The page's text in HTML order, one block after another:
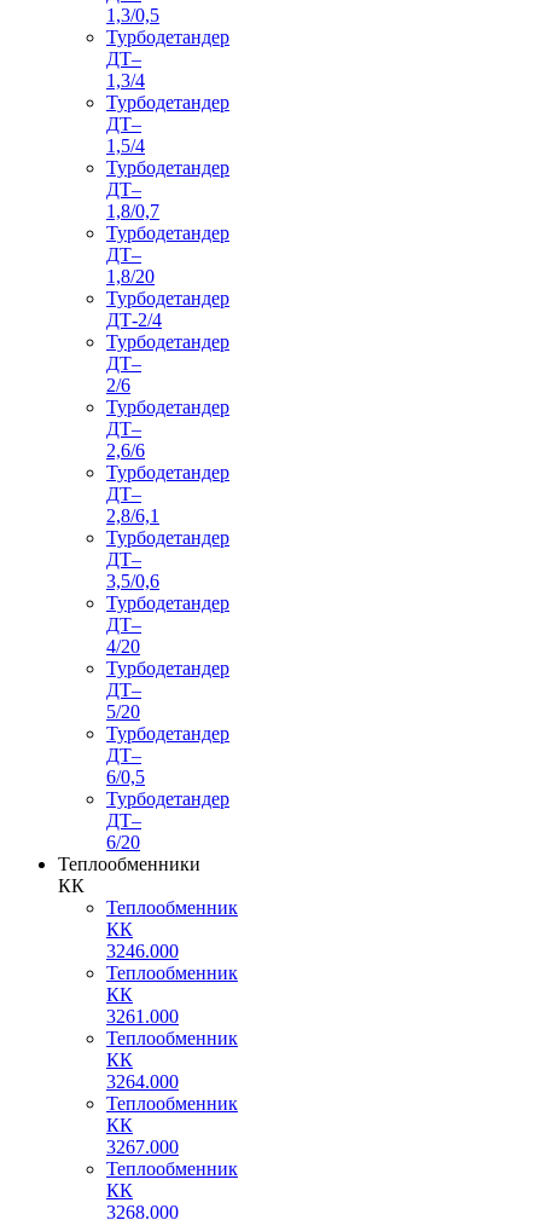
1,3/0,5
Турбодетандер
ДТ–
1,3/4
Турбодетандер
ДТ–
1,5/4
Турбодетандер
ДТ–
1,8/0,7
Турбодетандер
ДТ–
1,8/20
Турбодетандер
ДТ-2/4
Турбодетандер
ДТ–
2/6
Турбодетандер
ДТ–
2,6/6
Турбодетандер
ДТ–
2,8/6,1
Турбодетандер
ДТ–
3,5/0,6
Турбодетандер
ДТ–
4/20
Турбодетандер
ДТ–
5/20
Турбодетандер
ДТ–
6/0,5
Турбодетандер
ДТ–
6/20
Теплообменники
КК
Теплообменник
КК
3246.000
Теплообменник
КК
3261.000
Теплообменник
КК
3264.000
Теплообменник
КК
3267.000
Теплообменник
КК
3268.000